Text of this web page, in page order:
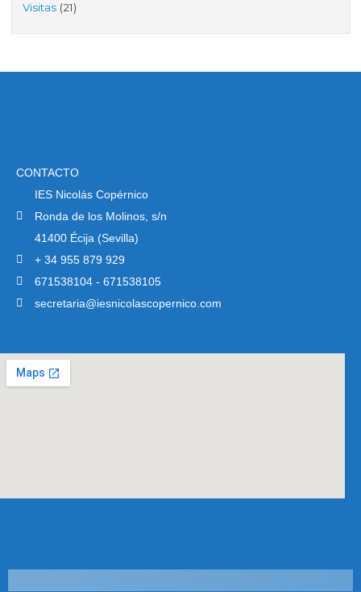
Visitas (21)
CONTACTO
IES Nicolás Copérnico
Ronda de los Molinos, s/n
41400 Écija (Sevilla)
+ 34 955 879 929
671538104 - 671538105
secretaria@iesnicolascopernico.com